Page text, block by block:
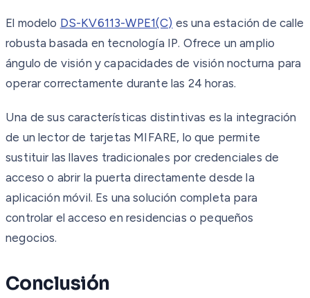
El modelo DS-KV6113-WPE1(C) es una estación de calle
robusta basada en tecnología IP. Ofrece un amplio
ángulo de visión y capacidades de visión nocturna para
operar correctamente durante las 24 horas.
Una de sus características distintivas es la integración
de un lector de tarjetas MIFARE, lo que permite
sustituir las llaves tradicionales por credenciales de
acceso o abrir la puerta directamente desde la
aplicación móvil. Es una solución completa para
controlar el acceso en residencias o pequeños
negocios.
Conclusión